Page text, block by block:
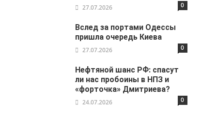
27.07.2026 0
Вслед за портами Одессы
пришла очередь Киева
27.07.2026 0
Нефтяной шанс РФ: спасут
ли нас пробоины в НПЗ и
«форточка» Дмитриева?
24.07.2026 0